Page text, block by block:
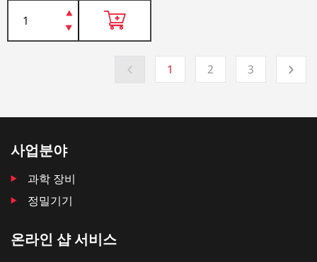
1 2 3
사업분야
과학 장비
정밀기기
온라인 샵 서비스